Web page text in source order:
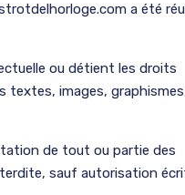
a été
ou détient les droits
textes, images,
de tout ou partie des
sauf autorisation